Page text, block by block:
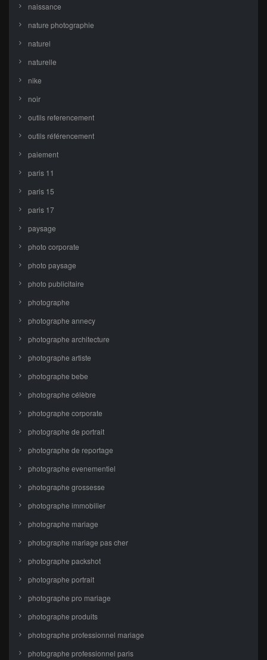
naissance
nature photographie
naturel
naturelle
nike
noir
outils referencement
outils référencement
paiement
paris 11
paris 15
paris 17
paysage
photo corporate
photo paysage
photo publicitaire
photographe
photographe annecy
photographe architecture
photographe artiste
photographe bebe
photographe célèbre
photographe corporate
photographe de portrait
photographe de reportage
photographe evenementiel
photographe grossesse
photographe immobilier
photographe mariage
photographe mariage pas cher
photographe packshot
photographe portrait
photographe pro mariage
photographe produits
photographe professionnel mariage
photographe professionnel paris